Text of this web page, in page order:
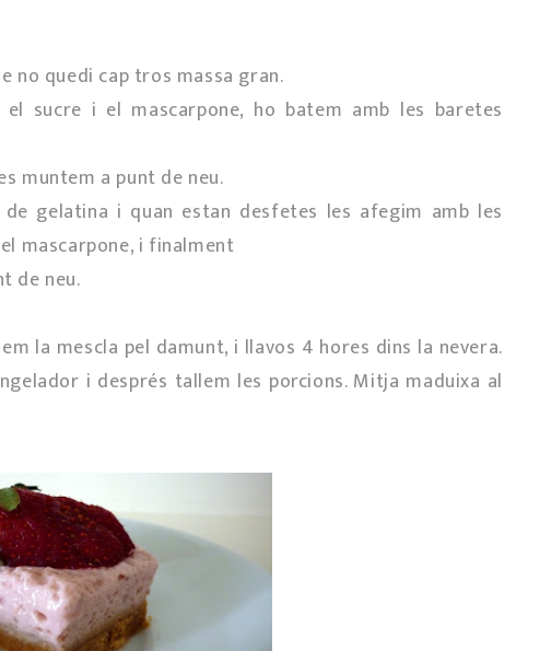
no quedi cap tros massa gran.
sucre i el mascarpone, ho batem amb les baretes
muntem a punt de neu.
gelatina i quan estan desfetes les afegim amb les
mascarpone, i finalment
de neu.
la mescla pel damunt, i llavos 4 hores dins la nevera.
i després tallem les porcions. Mitja maduixa al